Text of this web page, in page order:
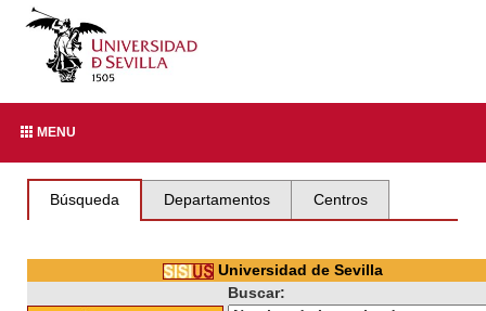
MENU
Búsqueda Departamentos Centros
Universidad de Sevilla
Buscar: